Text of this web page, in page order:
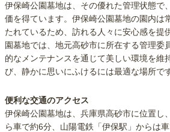
伊保崎公園墓地は、その優れた管理状態で
価を得ています。伊保崎公園墓地の園内は
たれているため、訪れる人々に安心感を提
園墓地では、地元高砂市に所在する管理委
的なメンテナンスを通じて美しい環境を維
び、静かに思いにふけるには最適な場所です
便利な交通のアクセス
伊保崎公園墓地は、兵庫県高砂市に位置し
ら車で約6分、山陽電鉄「伊保駅」からは